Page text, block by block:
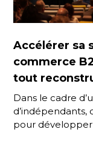
Accélérer sa
commerce
tout
Dans le cadre
pour